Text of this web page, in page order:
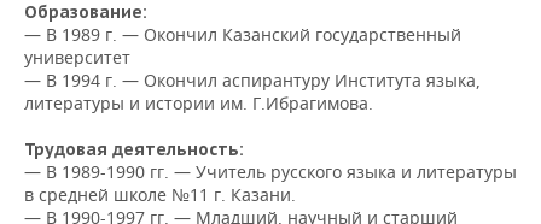
ONLINE-КОНФЕРЕНЦИИ
ОТКРЫТАЯ ЛЕКЦИЯ
ХОККЕЙ
БАСКЕТБОЛ
ВОЛЕЙБОЛ
КИБЕРСПОРТ
ВЛАСТЬ
ИНФРАСТРУКТУРА
ИСТОРИЯ
КУЛЬТУРА
СЮЖЕТЫ
СПРАВОЧНИК
СПИСОК ПЕРСОН
СПИСОК КОМПАНИЙ
ПОЛНАЯ ВЕРСИЯ
Образование:
— В 1989 г. — Окончил Казанский государственный
университет
— В 1994 г. — Окончил аспирантуру Института языка,
литературы и истории им. Г.Ибрагимова.
Трудовая деятельность:
— В 1989-1990 гг. — Учитель русского языка и литературы
в средней школе №11 г. Казани.
— В 1990-1997 гг. — Младший, научный и старший